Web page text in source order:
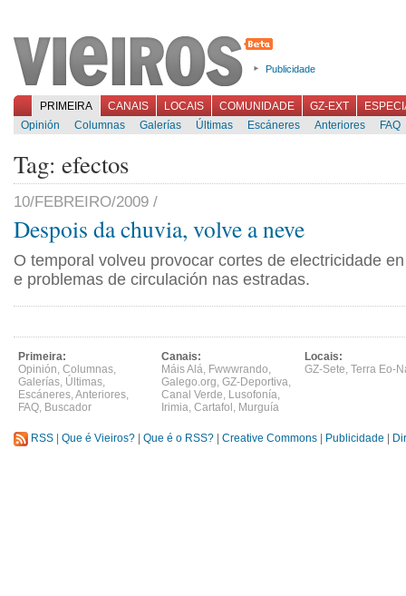
Publicidade
PRIMEIRA CANAIS LOCAIS COMUNIDADE GZ-EXT
Opinión
Columnas Galerías Últimas Escáneres Anteriores FAQ
Tag: efectos
10/FEBREIRO/2009 /
Despois da chuvia, volve a neve
O temporal volveu provocar cortes de electricidade
e problemas de circulación nas estradas.
Primeira:
Opinión, Columnas,
Galerías, Últimas,
Escáneres,Anteriores,
FAQ, Buscador
Canais:
Máis Alá, Fwwwrando,
Galego.org, GZ-Deportiva,
Canal Verde, Lusofonía,
Irimia, Cartafol , Murguía
Locais:
GZ-Sete, Terra Eo-
RSS Que é Vieiros? Que é o RSS? Creative Commons Publicidade